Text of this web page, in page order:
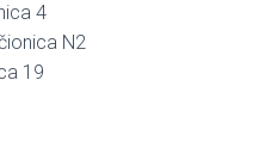
4
N2
19